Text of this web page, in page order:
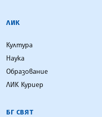
ЛИК
Култура
Наука
Образование
ЛИК Куриер
БГ СВЯТ